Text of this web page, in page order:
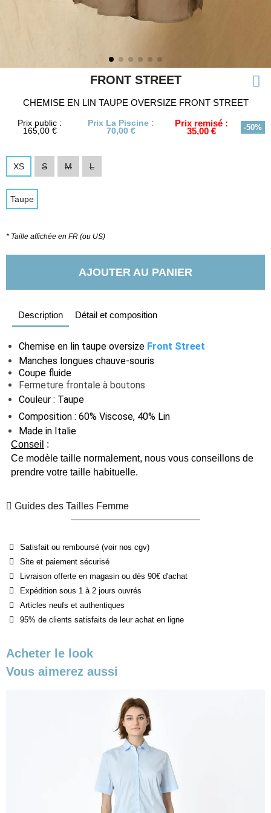
FRONT STREET
CHEMISE EN LIN TAUPE OVERSIZE FRONT STREET
Prix public :
165,00 €
Prix La Piscine :
70,00 €
Prix remisé :
35,00 € -50%
XS S M L
Taupe
* Taille affichée en FR (ou US)
AJOUTER AU PANIER
Description Détail et composition
Chemise en lin taupe oversize Front Street
Manches longues chauve-souris
Coupe fluide
Fermeture frontale à boutons
Couleur : Taupe
Composition : 60% Viscose, 40% Lin
Made in Italie
Conseil :
Ce modèle taille normalement, nous vous conseillons de
prendre votre taille habituelle.
Guides des Tailles Femme
Satisfait ou remboursé (voir nos cgv)
Site et paiement sécurisé
Livraison offerte en magasin ou dès 90€ d'achat
Expédition sous 1 à 2 jours ouvrés
Articles neufs et authentiques
95% de clients satisfaits de leur achat en ligne
Acheter le look
Vous aimerez aussi